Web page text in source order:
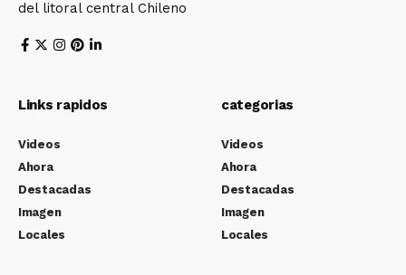
del litoral central Chileno
Links rapidos
Videos
Ahora
Destacadas
Imagen
Locales
categorias
Videos
Ahora
Destacadas
Imagen
Locales